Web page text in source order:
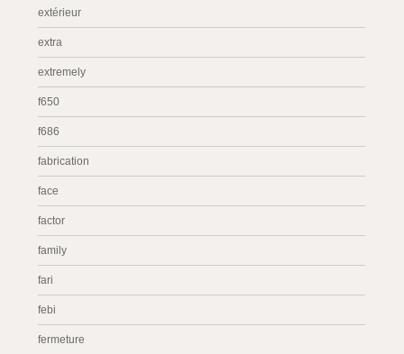
extérieur
extra
extremely
f650
f686
fabrication
face
factor
family
fari
febi
fermeture